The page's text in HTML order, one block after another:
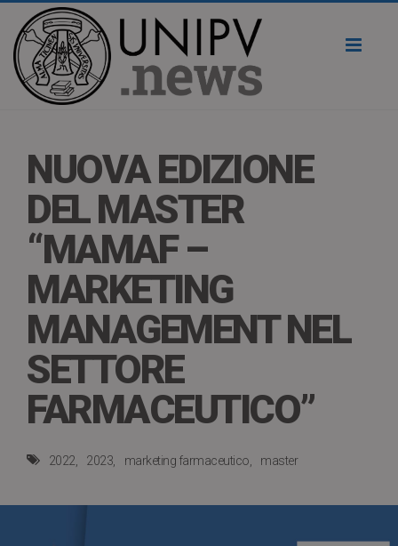
NUOVA EDIZIONE
DEL MASTER
“MAMAF –
MARKETING
MANAGEMENT NEL
SETTORE
FARMACEUTICO”
2022 2023 marketing farmaceutico master